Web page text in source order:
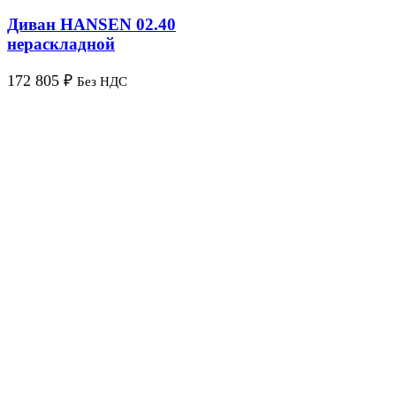
Диван HANSEN 02.40
нераскладной
172 805 ₽ Без НДС